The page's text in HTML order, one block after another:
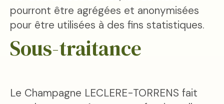
pourront être agrégées et anonymisées
pour être utilisées à des fins statistiques.
Sous-traitance
Le Champagne LECLERE-TORRENS fait